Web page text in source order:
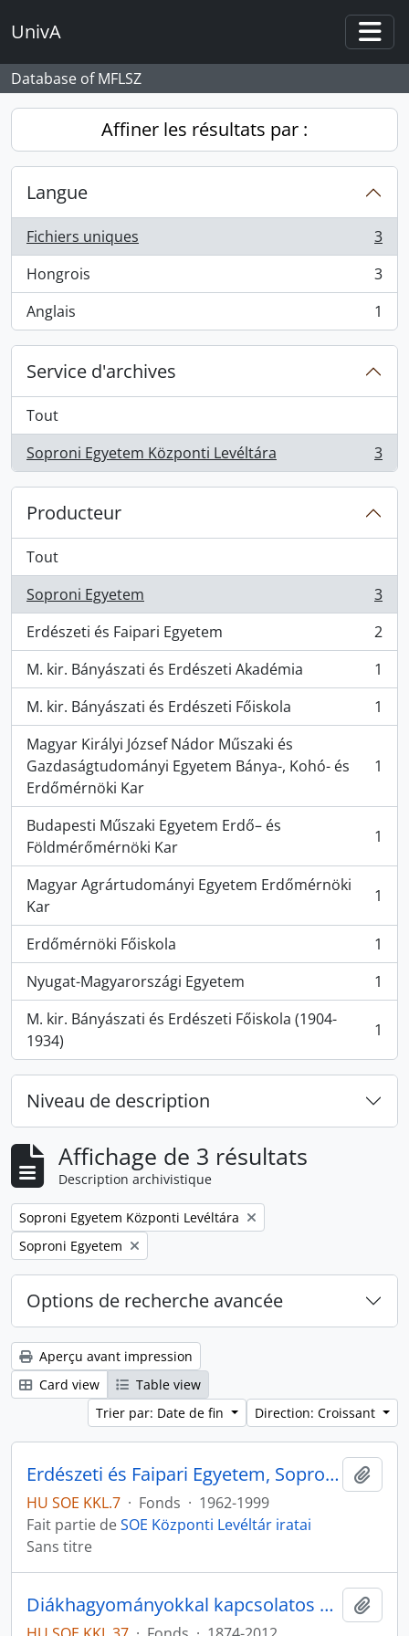
UnivA
Database of MFLSZ
Affiner les résultats par :
Langue
Fichiers uniques
, 3 résultats
3
Hongrois
, 3 résultats
3
Anglais
, 1 résultats 1
Service d'archives
Tout
Soproni Egyetem Központi Levéltára
, 3 résultats 3
Producteur
Tout
Soproni Egyetem
, 3 résultats
3
Erdészeti és Faipari Egyetem
, 2 résultats
2
M. kir. Bányászati és Erdészeti Akadémia
, 1 résultats
1
M. kir. Bányászati és Erdészeti Főiskola
, 1 résultats
1
Magyar Királyi József Nádor Műszaki és
Gazdaságtudományi Egyetem Bánya-, Kohó- és
Erdőmérnöki Kar
, 1 résultats 1
Budapesti Műszaki Egyetem Erdő– és
Földmérőmérnöki Kar
, 1 résultats 1
Magyar Agrártudományi Egyetem Erdőmérnöki
Kar
, 1 résultats 1
Erdőmérnöki Főiskola
, 1 résultats
1
Nyugat-Magyarországi Egyetem
, 1 résultats
1
M. kir. Bányászati és Erdészeti Főiskola (1904-
1934)
, 1 résultats 1
Niveau de description
Affichage de 3 résultats
Description archivistique
Remove filter:
Soproni Egyetem Központi Levéltára
Remove filter:
Soproni Egyetem
Options de recherche avancée
Aperçu avant impression
Card view
Table view
Trier par: Date de fin
Direction: Croissant
Erdészeti és Faipari Egyetem, Soproni Egyetem iratai
HU SOE KKL.7 · Fonds · 1962-1999
Fait partie deSOE Központi Levéltár iratai
Sans titre
Diákhagyományokkal kapcsolatos dokumentumok gyűjteménye